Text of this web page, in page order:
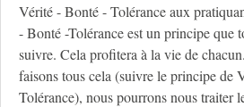
Vérité - Bonté - Tolérance aux
- Bonté -Tolérance est un principe que
suivre. Cela profitera à la vie de
faisons tous cela (suivre le principe de
Tolérance), nous pourrons nous traiter